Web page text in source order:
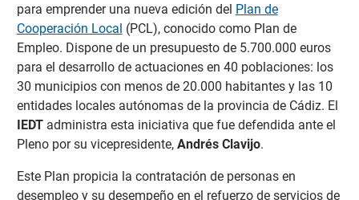
para emprender una nueva edición del Plan de
Cooperación Local (PCL), conocido como Plan de
Empleo. Dispone de un presupuesto de 5.700.000 euros
para el desarrollo de actuaciones en 40 poblaciones: los
30 municipios con menos de 20.000 habitantes y las 10
entidades locales autónomas de la provincia de Cádiz. El
IEDT administra esta iniciativa que fue defendida ante el
Pleno por su vicepresidente, Andrés Clavijo.
Este Plan propicia la contratación de personas en
desempleo y su desempeño en el refuerzo de servicios de